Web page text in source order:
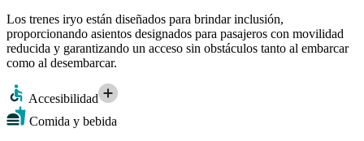
Los trenes iryo están diseñados para brindar inclusión,
proporcionando asientos designados para pasajeros con movilidad
reducida y garantizando un acceso sin obstáculos tanto al embarcar
como al desembarcar.
Accesibilidad
Comida y bebida